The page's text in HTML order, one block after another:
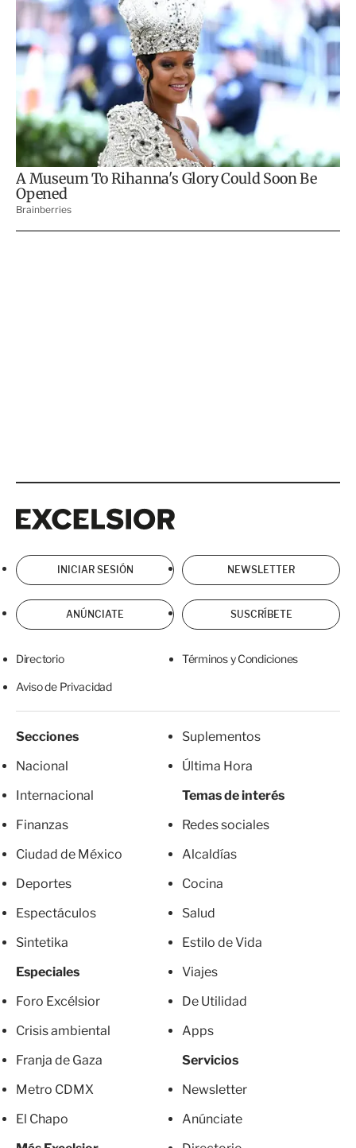
INICIAR SESIÓN NEWSLETTER
ANÚNCIATE SUSCRÍBETE
Directorio Términos y Condiciones
Aviso de Privacidad
Secciones
Nacional
Internacional
Finanzas
Ciudad de México
Deportes
Espectáculos
Sintetika
Especiales
Foro Excélsior
Crisis ambiental
Franja de Gaza
Metro CDMX
El Chapo
Suplementos
Última Hora
Temas de interés
Redes sociales
Alcaldías
Cocina
Salud
Estilo de Vida
Viajes
De Utilidad
Apps
Servicios
Newsletter
Anúnciate